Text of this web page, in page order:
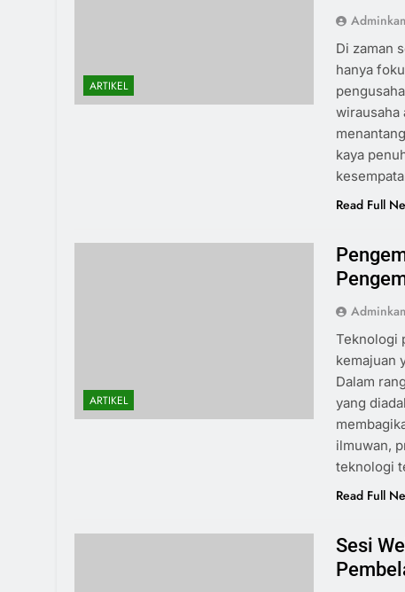
ARTIKEL
Di zaman
hanya
wirausaha
kaya
Read Full
ARTIKEL
Teknologi
kemajuan
Dalam
yang
ilmuwan,
teknologi
Read Full
Sesi